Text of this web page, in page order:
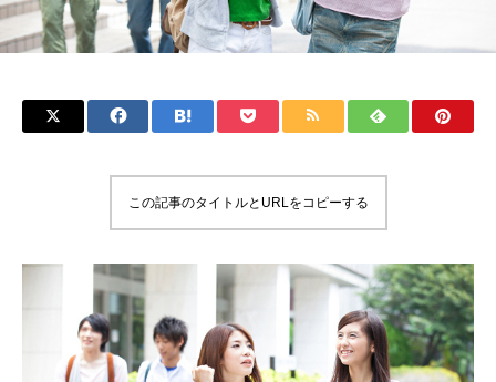
この記事のタイトルとURLをコピーする